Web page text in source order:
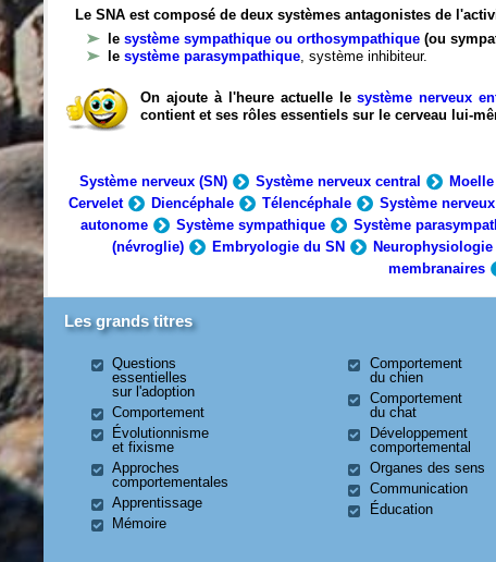
Le SNA est composé de deux systèmes antagonistes de
lesystème sympathique ou orthosympathique (ou
lesystème parasympathique, système inhibiteur.
On ajoute à l'heure actuelle lesystème nerveux
contient et ses rôles essentiels sur le cerveau lui-
Système nerveux (SN) Système nerveux central
Cervelet
Diencéphale Télencéphale Système
autonome
Système sympathique Système
(névroglie)
Embryologie du SN Neurophysiologie
membranaires
Les grands titres
Questions
essentielles
sur l'adoption
Comportement
Évolutionnisme
et fixisme
Approches
comportementales
Apprentissage
Mémoire
Comportement
du chien
Comportement
du chat
Développement
comportemental
Organes des sens
Communication
Éducation